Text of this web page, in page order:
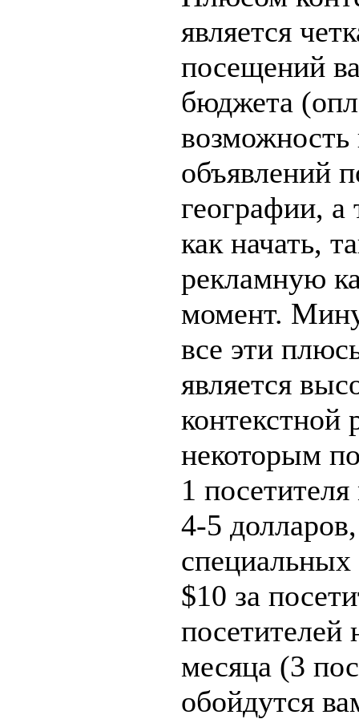
является
посещений
бюджета
возможность
объявлений
географии, а
как начать,
рекламную
момент.
все эти
является
некоторым
1
4-5
$10 за
посетителей
месяца (3
обойдутся